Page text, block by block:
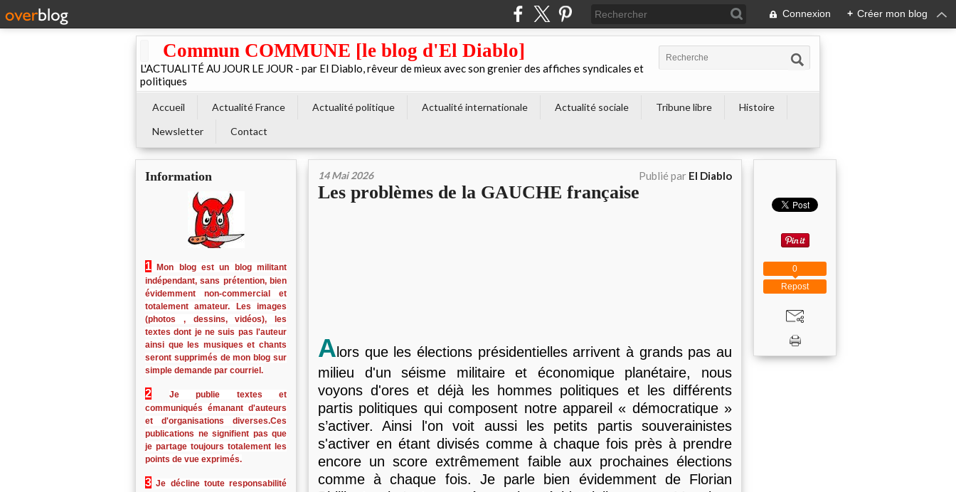
Connexion + Créer mon blog
Commun COMMUNE [le blog d'El Diablo]
L'ACTUALITÉ AU JOUR LE JOUR - par El Diablo, rêveur de mieux avec son grenier des affiches syndicales et
politiques
Accueil Actualité France Actualité politique Actualité internationale Actualité sociale Tribune libre
Histoire
Newsletter
Contact
Information
1
Mon blog est un blog militant
indépendant, sans prétention, bien
évidemment non-commercial et
totalement amateur. Les images
(photos , dessins, vidéos), les
textes dont je ne suis pas l'auteur
ainsi que les musiques et chants
seront supprimés de mon blog sur
simple demande par courriel.
2
Je publie textes et
communiqués émanant d'auteurs
et d'organisations diverses.Ces
publications ne signifient pas que
je partage toujours totalement les
points de vue exprimés.
3 Je décline toute responsabilité
14 Mai 2026 Publié par El Diablo
Les problèmes de la GAUCHE française
A lors que les élections présidentielles arrivent à grands pas au
milieu d'un séisme militaire et économique planétaire, nous
voyons d'ores et déjà les hommes politiques et les différents
partis politiques qui composent notre appareil « démocratique »
s’activer. Ainsi l'on voit aussi les petits partis souverainistes
s'activer en étant divisés comme à chaque fois près à prendre
encore un score extrêmement faible aux prochaines élections
comme à chaque fois. Je parle bien évidemment de Florian
Repost
0